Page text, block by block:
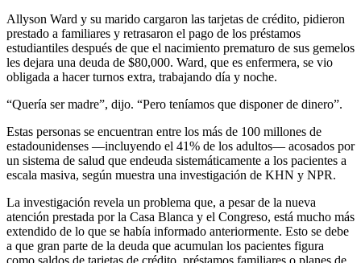
Allyson Ward y su marido cargaron las tarjetas de crédito, pidieron
prestado a familiares y retrasaron el pago de los préstamos
estudiantiles después de que el nacimiento prematuro de sus gemelos
les dejara una deuda de $80,000. Ward, que es enfermera, se vio
obligada a hacer turnos extra, trabajando día y noche.
“Quería ser madre”, dijo. “Pero teníamos que disponer de dinero”.
Estas personas se encuentran entre los más de 100 millones de
estadounidenses —incluyendo el 41% de los adultos— acosados por
un sistema de salud que endeuda sistemáticamente a los pacientes a
escala masiva, según muestra una investigación de KHN y NPR.
La investigación revela un problema que, a pesar de la nueva
atención prestada por la Casa Blanca y el Congreso, está mucho más
extendido de lo que se había informado anteriormente. Esto se debe
a que gran parte de la deuda que acumulan los pacientes figura